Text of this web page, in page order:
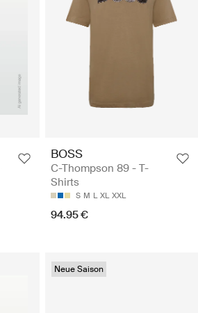
BOSS
C-Thompson 89 - T-
Shirts
S M L XL XXL
94.95 €
Neue Saison